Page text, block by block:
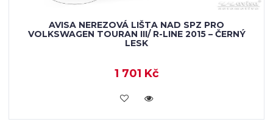
AVISA NEREZOVÁ LIŠTA NAD SPZ PRO
VOLKSWAGEN TOURAN III/ R-LINE 2015 – ČERNÝ
LESK
1 701 Kč
VLOŽIT DO KOŠÍKU